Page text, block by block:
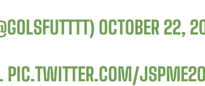
OCTOBER 22,
PIC.TWITTER.COM/